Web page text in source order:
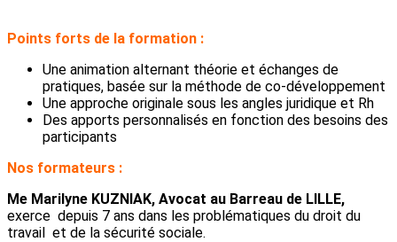
Points forts de la formation :
Une animation alternant théorie et échanges de
pratiques, basée sur la méthode de co-développement
Une approche originale sous les angles juridique et Rh
Des apports personnalisés en fonction des besoins des
participants
Nos formateurs :
Me Marilyne KUZNIAK, Avocat au Barreau de LILLE,
exerce depuis 7 ans dans les problématiques du droit du
travail et de la sécurité sociale.